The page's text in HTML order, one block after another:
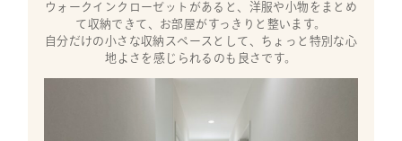
ウォークインクローゼットがあると、洋服や小物をまとめ
て収納できて、お部屋がすっきりと整います。
自分だけの小さな収納スペースとして、ちょっと特別な心
地よさを感じられるのも良さです。